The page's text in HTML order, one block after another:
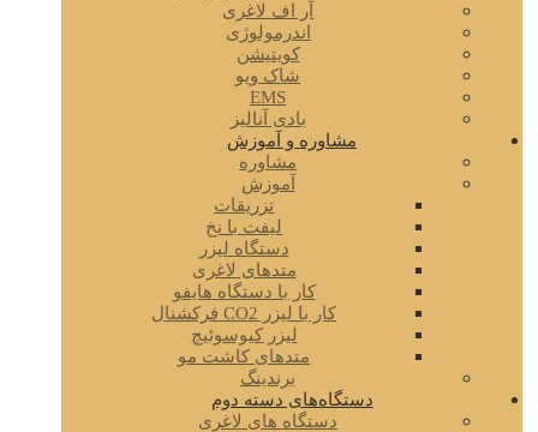
آر اف لاغری
اندرمولوژی
کویتیشن
شاک ویو
EMS
بادی آنالیز
مشاوره و آموزش
مشاوره
آموزش
تزریقات
لیفت با نخ
دستگاه لیزر
متدهای لاغری
کار با دستگاه هایفو
کار با لیزر CO2 فرکشنال
لیزر کیوسوئیچ
متدهای کاشت مو
برندینگ
دستگاه‌های دسته دوم
دستگاه های لاغری